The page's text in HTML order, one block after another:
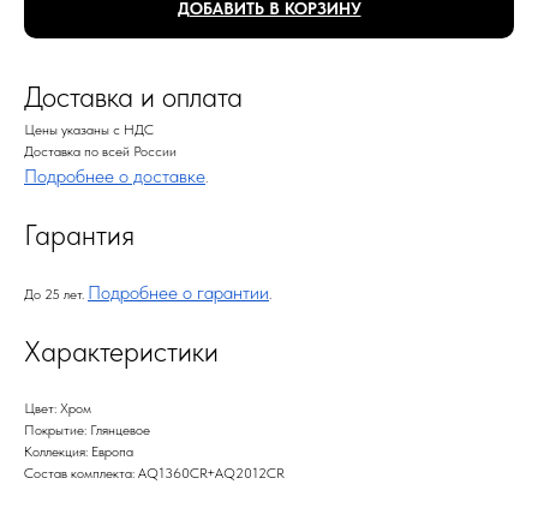
ДОБАВИТЬ В КОРЗИНУ
Доставка и оплата
Цены указаны с НДС
Доставка по всей России
Подробнее о доставке.
Гарантия
До 25 лет. Подробнее о гарантии.
Характеристики
Цвет: Хром
Покрытие: Глянцевое
Коллекция: Европа
Состав комплекта: AQ1360CR+AQ2012CR